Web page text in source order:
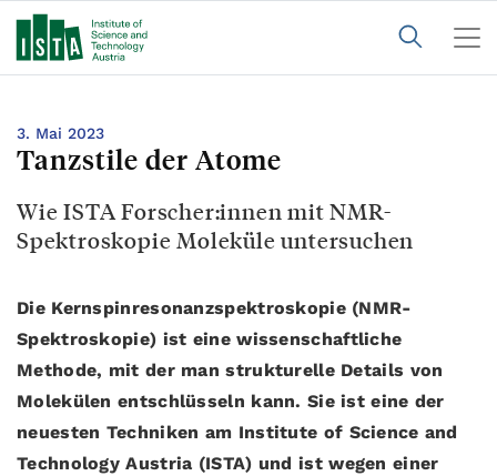
3. Mai 2023
Tanzstile der Atome
Wie ISTA Forscher:innen mit NMR-
Spektroskopie Moleküle untersuchen
Die Kernspinresonanzspektroskopie (NMR-
Spektroskopie) ist eine wissenschaftliche
Methode, mit der man strukturelle Details von
Molekülen entschlüsseln kann. Sie ist eine der
neuesten Techniken am Institute of Science and
Technology Austria (ISTA) und ist wegen einer